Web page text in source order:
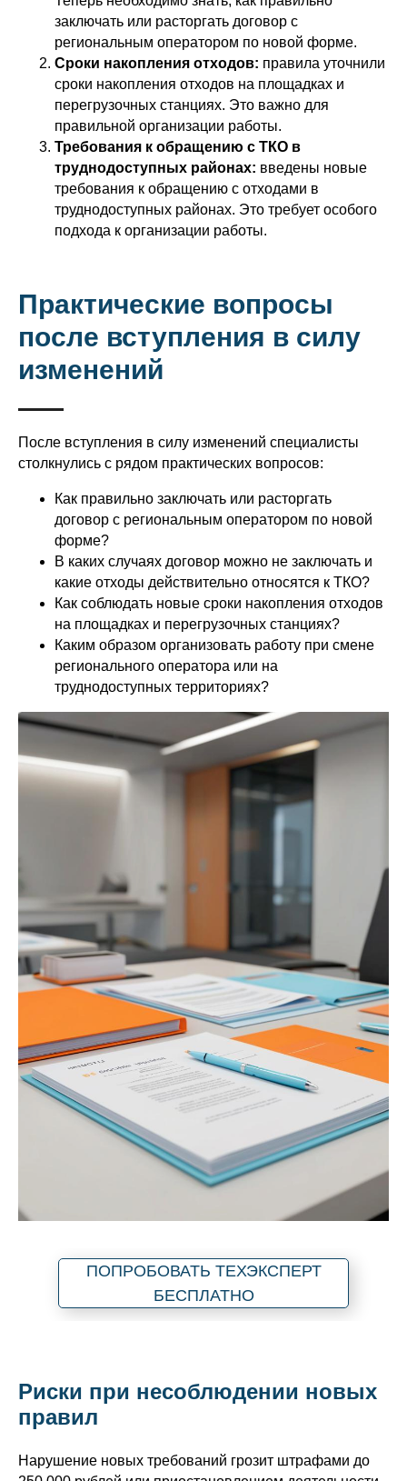
заключать или расторгать договор с
региональным оператором по новой форме.
Сроки накопления отходов: правила уточнили
сроки накопления отходов на площадках и
перегрузочных станциях. Это важно для
правильной организации работы.
Требования к обращению с ТКО в
труднодоступных районах: введены новые
требования к обращению с отходами в
труднодоступных районах. Это требует особого
подхода к организации работы.
Практические вопросы
после вступления в силу
изменений
После вступления в силу изменений специалисты
столкнулись с рядом практических вопросов:
Как правильно заключать или расторгать
договор с региональным оператором по новой
форме?
В каких случаях договор можно не заключать и
какие отходы действительно относятся к ТКО?
Как соблюдать новые сроки накопления отходов
на площадках и перегрузочных станциях?
Каким образом организовать работу при смене
регионального оператора или на
труднодоступных территориях?
ПОПРОБОВАТЬ ТЕХЭКСПЕРТ
БЕСПЛАТНО
Риски при несоблюдении новых
правил
Нарушение новых требований грозит штрафами до